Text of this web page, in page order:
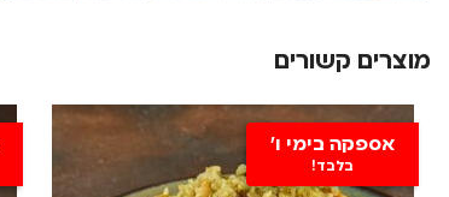
מוצרים קשורים
אספקה בימי ו'
בלבד!